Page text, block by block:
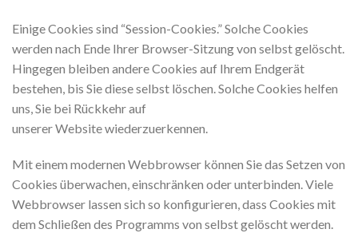
Einige Cookies sind “Session-Cookies.” Solche Cookies
werden nach Ende Ihrer Browser-Sitzung von selbst gelöscht.
Hingegen bleiben andere Cookies auf Ihrem Endgerät
bestehen, bis Sie diese selbst löschen. Solche Cookies helfen
uns, Sie bei Rückkehr auf
unserer Website wiederzuerkennen.
Mit einem modernen Webbrowser können Sie das Setzen von
Cookies überwachen, einschränken oder unterbinden. Viele
Webbrowser lassen sich so konfigurieren, dass Cookies mit
dem Schließen des Programms von selbst gelöscht werden.